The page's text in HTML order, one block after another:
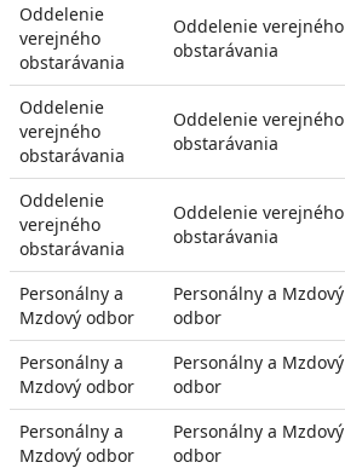
Oddelenie
verejného
obstarávania
Oddelenie verejného
obstarávania
Oddelenie
verejného
obstarávania
Oddelenie verejného
obstarávania
Oddelenie
verejného
obstarávania
Oddelenie verejného
obstarávania
Personálny a
Mzdový odbor
Personálny a Mzdový
odbor
Personálny a
Mzdový odbor
Personálny a Mzdový
odbor
Personálny a
Mzdový odbor
Personálny a Mzdový
odbor